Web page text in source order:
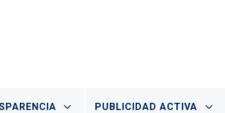
principal PUBLICIDAD ACTIVA